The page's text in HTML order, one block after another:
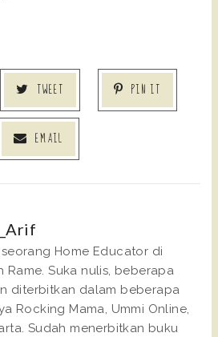
TWEET PIN IT
EMAIL
Home Educator di
Rame. Suka nulis, beberapa
diterbitkan dalam beberapa
Rocking Mama, Ummi Online,
Sudah menerbitkan buku